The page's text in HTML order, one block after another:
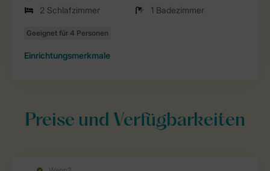
2 Schlafzimmer
1 Badezimmer
Einrichtungsmerkmale
Preise und Verfügbarkeiten